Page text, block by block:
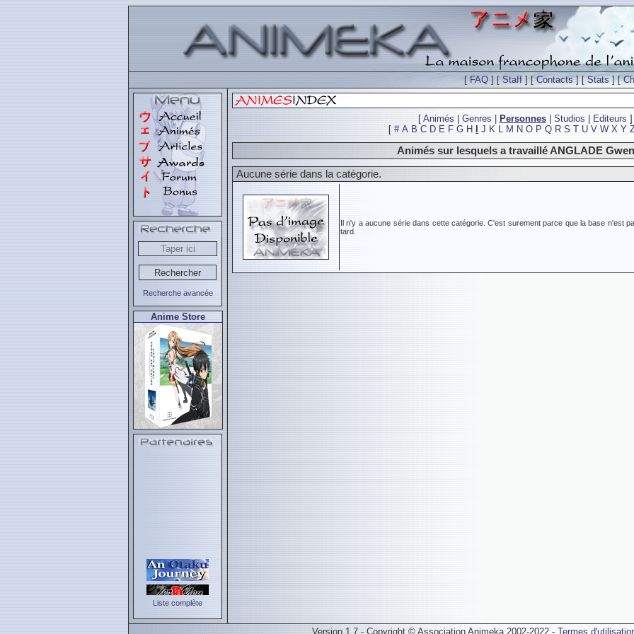
[FAQ ] [Staff ] [Contacts] [Stats] [
Recherche avancée
Anime Store
Liste complète
[ Animés Genres Personnes| Studios Editeurs ]
[ # A B C D E F G H J K L M N O P Q R S T U V W X Y
Animés sur lesquels a travaillé ANGLADE
Aucune série dans la catégorie.
Il n'y a aucune série dans cette catégorie. C'est surement parce que la base n'est
tard.
Version 1.7 - Copyright © Association Animeka 2002-2022 - Termes